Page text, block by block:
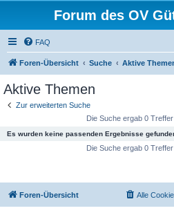
Forum des OV
FAQ
Foren-Übersicht Suche Aktive
Aktive Themen
Zur erweiterten Suche
Die Suche ergab 0 Treffer
Es wurden keine passenden Ergebnisse
Die Suche ergab 0 Treffer
Foren-Übersicht Alle